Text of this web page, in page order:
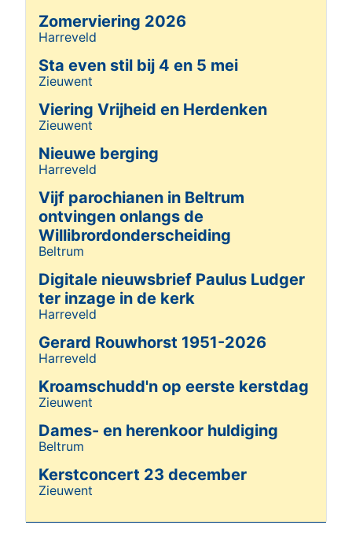
Zomerviering 2026
Details
Harreveld
Sta even stil bij 4 en 5 mei
Details
Zieuwent
Viering Vrijheid en Herdenken
Details
Zieuwent
Nieuwe berging
Details
Harreveld
Vijf parochianen in Beltrum
ontvingen onlangs de
Willibrordonderscheiding
Details
Beltrum
Digitale nieuwsbrief Paulus Ludger
ter inzage in de kerk
Details
Harreveld
Gerard Rouwhorst 1951-2026
Details
Harreveld
Kroamschudd'n op eerste kerstdag
Details
Zieuwent
Dames- en herenkoor huldiging
Details
Beltrum
Kerstconcert 23 december
Details
Zieuwent